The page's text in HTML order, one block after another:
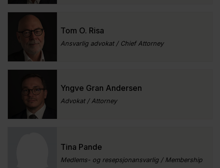
Tom O. Risa
Ansvarlig advokat / Chief Attorney
Yngve Gran Andersen
Advokat / Attorney
Tina Pande
Medlems- og resepsjonansvarlig / Membership